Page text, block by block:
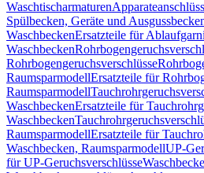
Waschtischarmaturen
Spülbecken, Geräte und
WaschbeckenErsatzteile für
Waschbecken
Rohrbogengeruchsverschlüsse
RaumsparmodellErsatzteile für
Raumsparmodell
WaschbeckenErsatzteile für
Waschbecken
RaumsparmodellErsatzteile für
Waschbecken, RaumsparmodellUP-
für UP-Geruchsverschlüsse